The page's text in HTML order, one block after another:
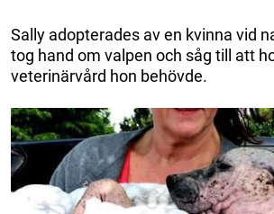
Sally adopterades av en kvinna vid
tog hand om valpen och såg till att
veterinärvård hon behövde.